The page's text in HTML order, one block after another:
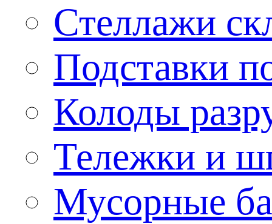
Стеллажи
Подставки
Колоды
Тележки и
Мусорные